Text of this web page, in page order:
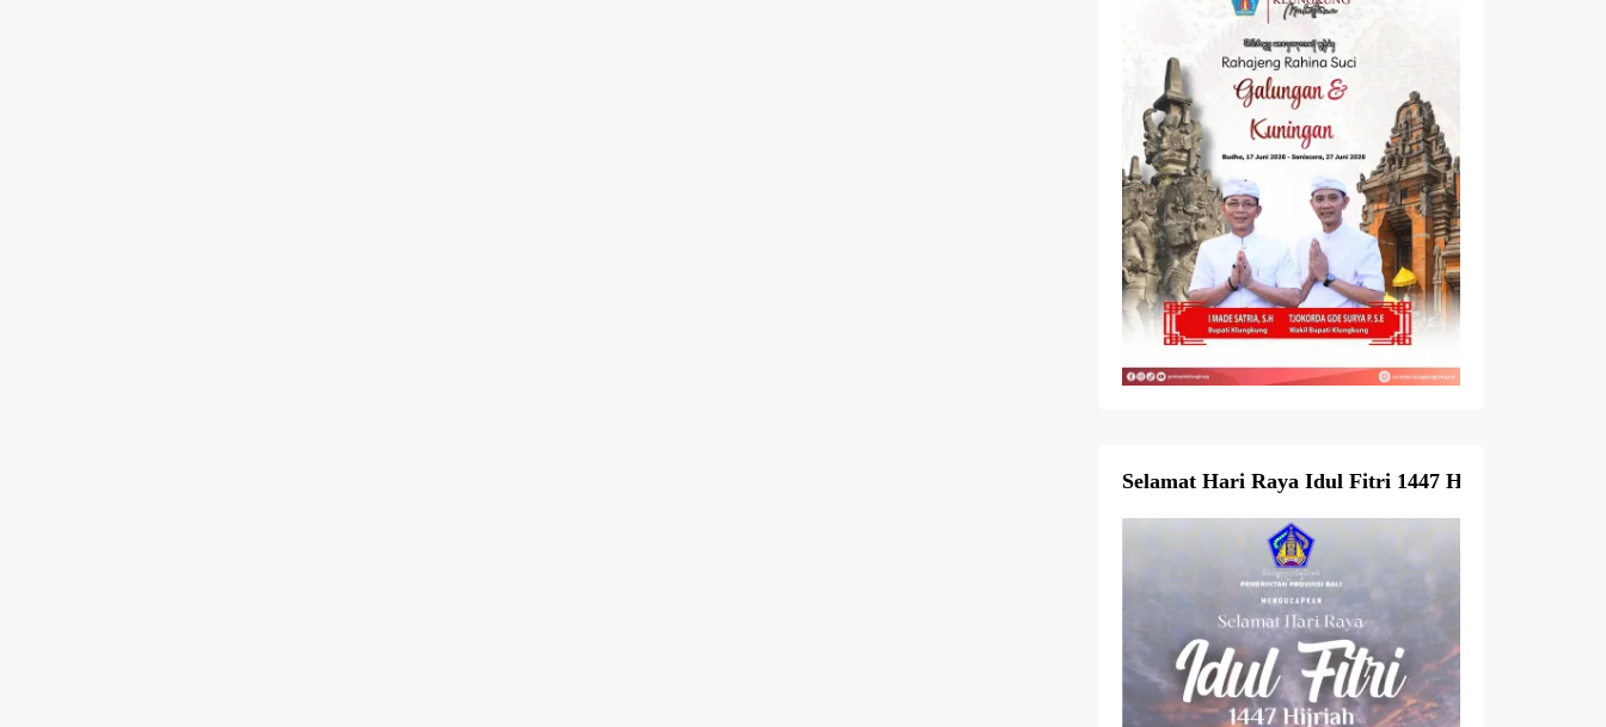
Selamat Hari Raya Idul Fitri 1447 Hijriah